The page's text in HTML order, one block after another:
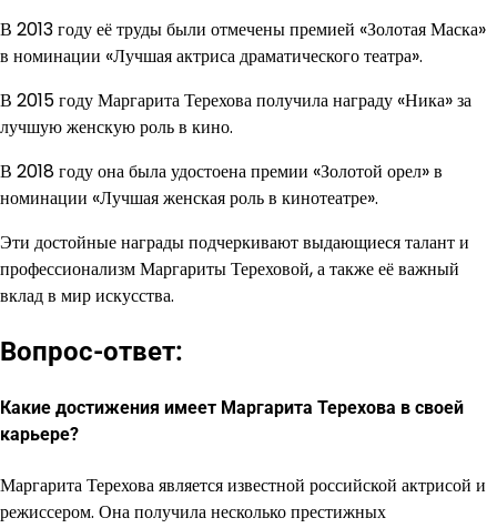
В 2013 году её труды были отмечены премией «Золотая Маска»
в номинации «Лучшая актриса драматического театра».
В 2015 году Маргарита Терехова получила награду «Ника» за
лучшую женскую роль в кино.
В 2018 году она была удостоена премии «Золотой орел» в
номинации «Лучшая женская роль в кинотеатре».
Эти достойные награды подчеркивают выдающиеся талант и
профессионализм Маргариты Тереховой, а также её важный
вклад в мир искусства.
Вопрос-ответ:
Какие достижения имеет Маргарита Терехова в своей
карьере?
Маргарита Терехова является известной российской актрисой и
режиссером. Она получила несколько престижных